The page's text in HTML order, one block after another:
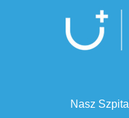
Nasz Szpital